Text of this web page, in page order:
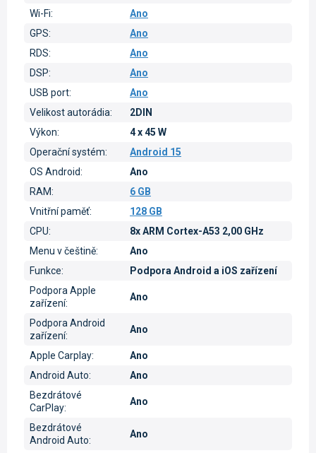
Wi-Fi:
Ano
GPS:
Ano
RDS:
Ano
DSP:
Ano
USB port:
Ano
Velikost autorádia:
2DIN
Výkon:
4 x 45 W
Operační systém:
Android 15
OS Android:
Ano
RAM:
6 GB
Vnitřní paměť:
128 GB
CPU:
8x ARM Cortex-A53 2,00 GHz
Menu v češtině:
Ano
Funkce:
Podpora Android a iOS zařízení
Podpora Apple
zařízení:
Ano
Podpora Android
zařízení:
Ano
Apple Carplay:
Ano
Android Auto:
Ano
Bezdrátové
CarPlay:
Ano
Bezdrátové
Android Auto:
Ano